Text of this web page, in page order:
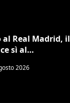
Real Madrid, il
sì al
milioni
2026